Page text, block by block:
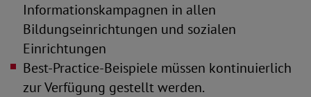
Informationskampagnen in allen
Bildungseinrichtungen und sozialen
Einrichtungen
Best-Practice-Beispiele müssen kontinuierlich
zur Verfügung gestellt werden.